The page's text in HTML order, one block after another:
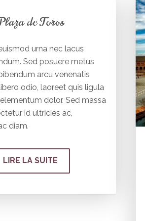
de Toros
urna nec lacus
Sed posuere metus
arcu venenatis
odio, laoreet quis ligula
dolor. Sed massa
id ultricies ac,
diam.
LIRE LA SUITE